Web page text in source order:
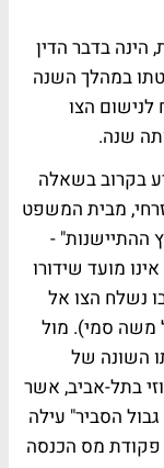
בדבר הדין
במהלך השנה
הצו
שנה.
בקרוב בשאלה
מבית המשפט
ההתיישנות" -
- אינו מועד שידורו
נשלח הצו אל
03, בעניינו של משה סמי). מול
השונה של
בתל-אביב, אשר
הסביר" עילה
מס הכנסה